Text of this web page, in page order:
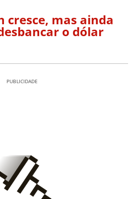
cresce, mas ainda
o dólar
PUBLICIDADE